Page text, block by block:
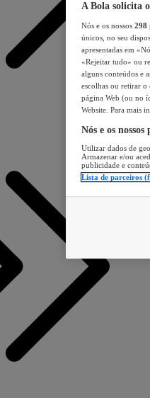
A Bola solicita
Nós e os nossos 298
únicos, no seu
apresentadas em
«Rejeitar tudo» ou
alguns conteúdos e
escolhas ou retirar
página Web (ou no
Website. Para mais
Nós e os
Utilizar dados de
Armazenar e/ou
publicidade e
Lista de parceiros